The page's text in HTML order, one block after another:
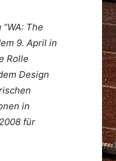
The
9. April in
Rolle
Design
in
für